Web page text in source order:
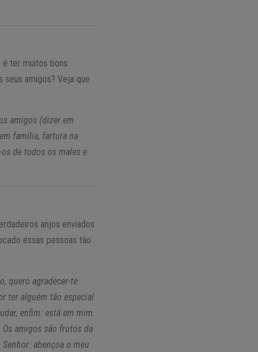
é ter muitos bons
seus amigos? Veja que
amigos (dizer em
família, fartura na
de todos os males e
anjos enviados
essas pessoas tão
quero agradecer-te
ter alguém tão especial
enfim: está em mim.
amigos são frutos da
abençoa o meu